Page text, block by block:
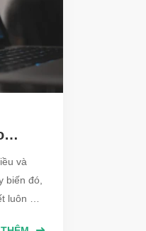
và
biến đó,
luôn bài